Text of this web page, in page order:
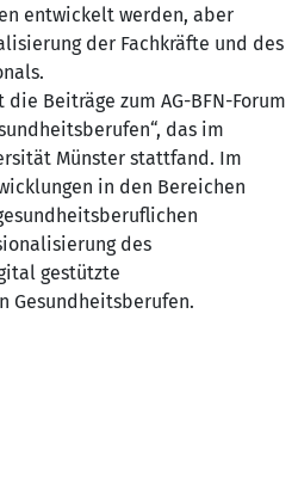
entwickelt werden, aber
der Fachkräfte und des
Beiträge zum AG-BFN-Forum
das im
Münster stattfand. Im
in den Bereichen
des
gestützte
Gesundheitsberufen.